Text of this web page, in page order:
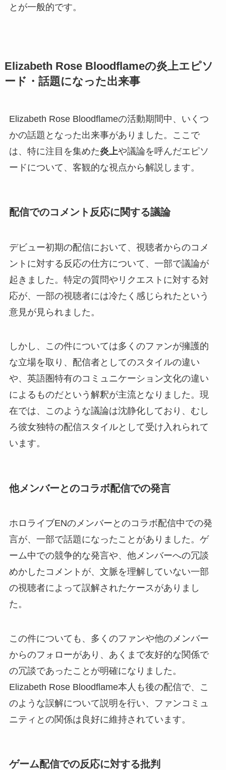
とが一般的です。
Elizabeth Rose Bloodflameの炎上エピソ
ード・話題になった出来事
Elizabeth Rose Bloodflameの活動期間中、いくつ
かの話題となった出来事がありました。ここで
は、特に注目を集めた炎上や議論を呼んだエピソ
ードについて、客観的な視点から解説します。
配信でのコメント反応に関する議論
デビュー初期の配信において、視聴者からのコメ
ントに対する反応の仕方について、一部で議論が
起きました。特定の質問やリクエストに対する対
応が、一部の視聴者には冷たく感じられたという
意見が見られました。
しかし、この件については多くのファンが擁護的
な立場を取り、配信者としてのスタイルの違い
や、英語圏特有のコミュニケーション文化の違い
によるものだという解釈が主流となりました。現
在では、このような議論は沈静化しており、むし
ろ彼女独特の配信スタイルとして受け入れられて
います。
他メンバーとのコラボ配信での発言
ホロライブENのメンバーとのコラボ配信中での発
言が、一部で話題になったことがありました。ゲ
ーム中での競争的な発言や、他メンバーへの冗談
めかしたコメントが、文脈を理解していない一部
の視聴者によって誤解されたケースがありまし
た。
この件についても、多くのファンや他のメンバー
からのフォローがあり、あくまで友好的な関係で
の冗談であったことが明確になりました。
Elizabeth Rose Bloodflame本人も後の配信で、こ
のような誤解について説明を行い、ファンコミュ
ニティとの関係は良好に維持されています。
ゲーム配信での反応に対する批判